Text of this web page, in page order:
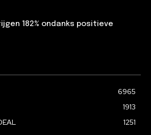
182% ondanks positieve
6965
1913
1251